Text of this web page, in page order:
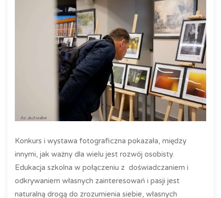
Konkurs i wystawa fotograficzna pokazała, między
innymi, jak ważny dla wielu jest rozwój osobisty.
Edukacja szkolna w połączeniu z doświadczaniem i
odkrywaniem własnych zainteresowań i pasji jest
naturalną drogą do zrozumienia siebie, własnych